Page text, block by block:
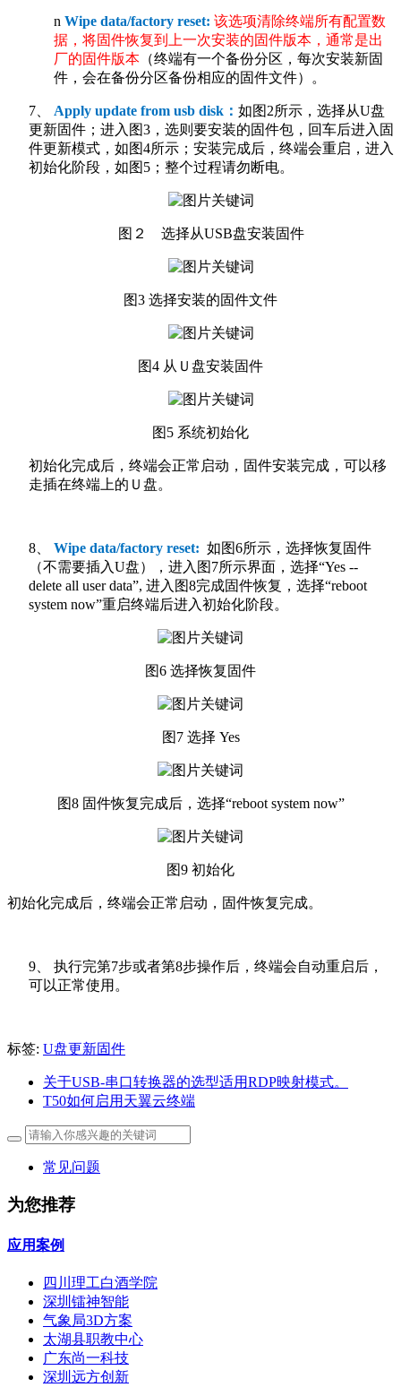
n Wipe data/factory reset: 该选项清除终端所有配置数
据，将固件恢复到上一次安装的固件版本，通常是出
厂的固件版本 （终端有一个备份分区，每次安装新固
件，会在备份分区备份相应的固件文件）。
7、 Apply update from usb disk ： 如图2所示，选择从U盘
更新固件；进入图3，选则要安装的固件包，回车后进入固
件更新模式，如图4所示；安装完成后，终端会重启，进入
初始化阶段，如图5；整个过程请勿断电。
图２ 选择从USB盘安装固件
图3 选择安装的固件文件
图4 从Ｕ盘安装固件
图5 系统初始化
初始化完成后，终端会正常启动，固件安装完成，可以移
走插在终端上的Ｕ盘。
8、 Wipe data/factory reset: 如图6所示，选择恢复固件
（不需要插入U盘），进入图7所示界面，选择“Yes --
delete all user data”, 进入图8完成固件恢复，选择“reboot
system now”重启终端后进入初始化阶段。
图6 选择恢复固件
图7 选择 Yes
图8 固件恢复完成后，选择“reboot system now”
图9 初始化
初始化完成后，终端会正常启动，固件恢复完成。
9、 执行完第7步或者第8步操作后，终端会自动重启后，
可以正常使用。
标签: U盘更新固件
关于USB-串口转换器的选型适用RDP映射模式。
T50如何启用天翼云终端
常见问题
为您推荐
应用案例
四川理工白酒学院
深圳镭神智能
气象局3D方案
太湖县职教中心
广东尚一科技
深圳远方创新